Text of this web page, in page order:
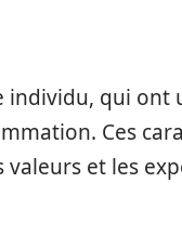
individu, qui ont
Ces
valeurs et les